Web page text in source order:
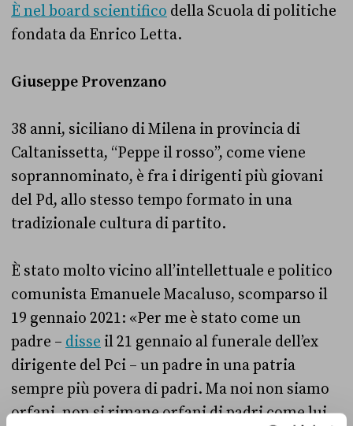
È nel board scientifico della Scuola di politiche
fondata da Enrico Letta.
Giuseppe Provenzano
38 anni, siciliano di Milena in provincia di
Caltanissetta, “Peppe il rosso”, come viene
soprannominato, è fra i dirigenti più giovani
del Pd, allo stesso tempo formato in una
tradizionale cultura di partito.
È stato molto vicino all’intellettuale e politico
comunista Emanuele Macaluso, scomparso il
19 gennaio 2021: «Per me è stato come un
padre – disse il 21 gennaio al funerale dell’ex
dirigente del Pci – un padre in una patria
sempre più povera di padri. Ma noi non siamo
orfani, non si rimane orfani di padri come lui.